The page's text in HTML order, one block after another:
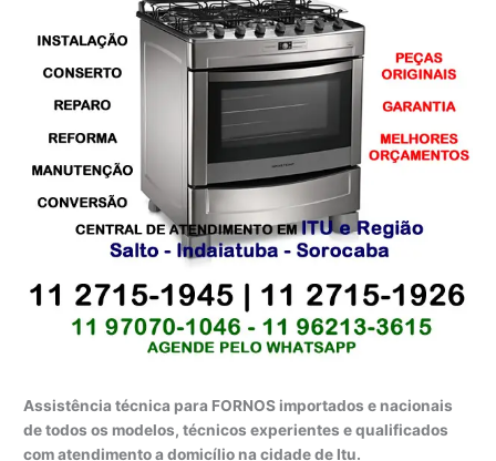
Assistência técnica para FORNOS importados e nacionais
de todos os modelos, técnicos experientes e qualificados
com atendimento a domicílio na cidade de Itu.